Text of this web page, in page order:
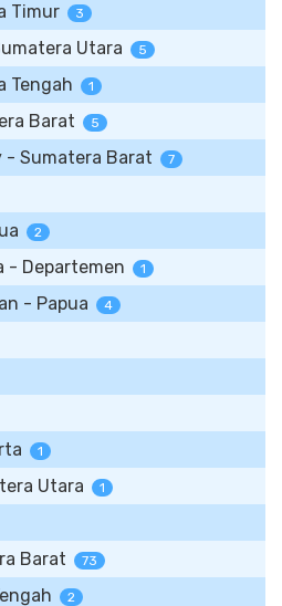
Timur 3
Utara 5
Tengah 1
Barat 5
- Sumatera Barat 7
2
- Departemen 1
- Papua 4
1
Utara 1
Barat 73
2